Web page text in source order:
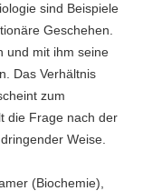
sind Beispiele
Geschehen.
und mit ihm seine
Das Verhältnis
zum
die Frage nach der
Weise.
(Biochemie),